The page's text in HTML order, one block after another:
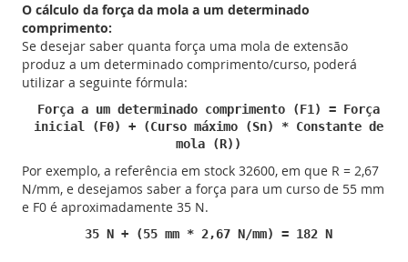
O cálculo da força da mola a um determinado
comprimento:
Se desejar saber quanta força uma mola de extensão
produz a um determinado comprimento/curso, poderá
utilizar a seguinte fórmula:
Força a um determinado comprimento (F1) = Força
inicial (F0) + (Curso máximo (Sn) * Constante de
mola (R))
Por exemplo, a referência em stock 32600, em que R = 2,67
N/mm, e desejamos saber a força para um curso de 55 mm
e F0 é aproximadamente 35 N.
35 N + (55 mm * 2,67 N/mm) = 182 N